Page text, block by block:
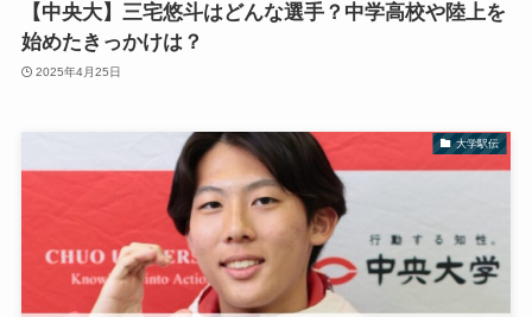
【中央大】三宅悠斗はどんな選手？中学高校や陸上を
始めたきっかけは？
2025年4月25日
大学駅伝